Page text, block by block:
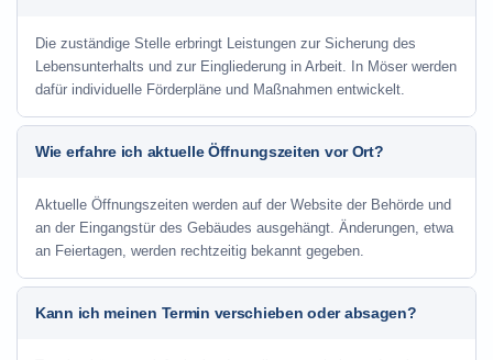
Die zuständige Stelle erbringt Leistungen zur Sicherung des
Lebensunterhalts und zur Eingliederung in Arbeit. In Möser werden
dafür individuelle Förderpläne und Maßnahmen entwickelt.
Wie erfahre ich aktuelle Öffnungszeiten vor Ort?
Aktuelle Öffnungszeiten werden auf der Website der Behörde und
an der Eingangstür des Gebäudes ausgehängt. Änderungen, etwa
an Feiertagen, werden rechtzeitig bekannt gegeben.
Kann ich meinen Termin verschieben oder absagen?